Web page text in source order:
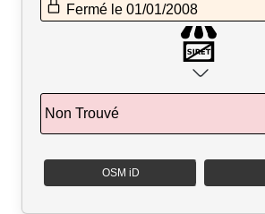
Fermé le 01/01/2008
Non Trouvé
OSM iD